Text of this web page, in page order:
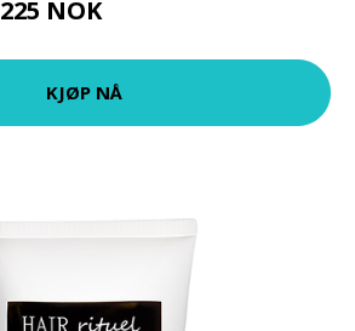
225 NOK
KJØP NÅ